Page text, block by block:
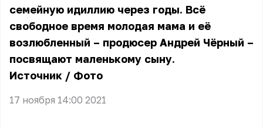
семейную идиллию через годы. Всё
свободное время молодая мама и её
возлюбленный – продюсер Андрей Чёрный –
посвящают маленькому сыну.
Источник / Фото
17 ноября 14:00 2021